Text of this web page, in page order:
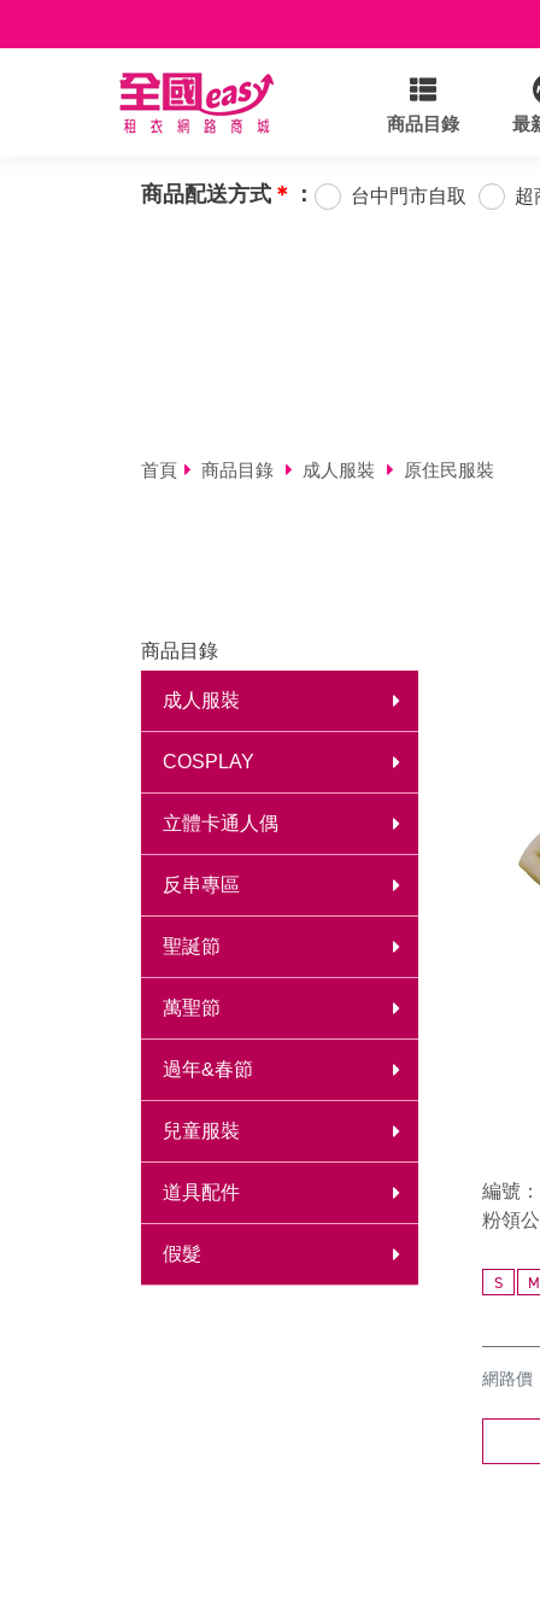
商品目錄 最
商品配送方式 ＊ ： 台中門市自取 超
首頁 商品目錄 成人服裝 原住民服裝
商品目錄
成人服裝
COSPLAY
立體卡通人偶
反串專區
聖誕節
萬聖節
過年&春節
兒童服裝
道具配件
假髮
編號
粉領
S M
網路價